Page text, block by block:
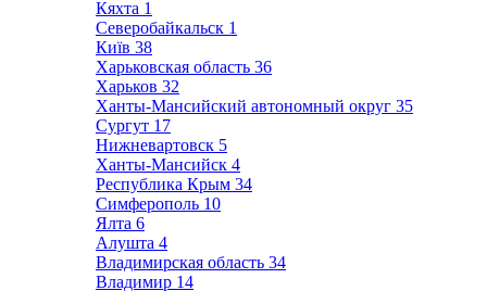
Кяхта 1
Северобайкальск 1
Київ 38
Харьковская область 36
Харьков 32
Ханты-Мансийский автономный округ 35
Сургут 17
Нижневартовск 5
Ханты-Мансийск 4
Республика Крым 34
Симферополь 10
Ялта 6
Алушта 4
Владимирская область 34
Владимир 14